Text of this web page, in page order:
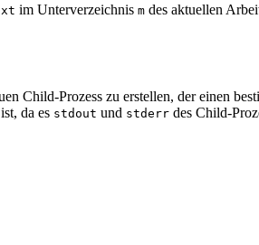
im Unterverzeichnis m des aktuellen
Child-Prozess zu erstellen, der einen
da es stdout und stderr des Child-